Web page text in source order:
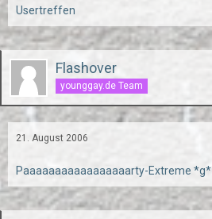
Usertreffen
Flashover
younggay.de Team
21. August 2006
Paaaaaaaaaaaaaaaaarty-Extreme *g*